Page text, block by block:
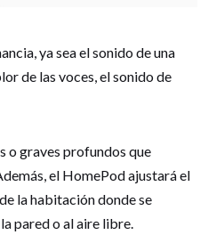
ya sea el sonido de una
de las voces, el sonido de
o graves profundos que
el HomePod ajustará el
la habitación donde se
pared o al aire libre.